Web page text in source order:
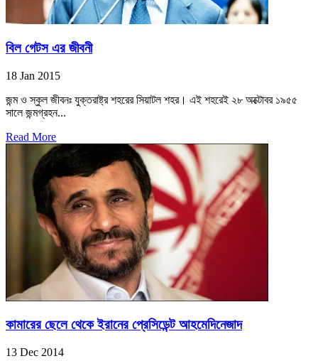
বিল গেটস এর জীবনী
18 Jan 2015
জন্ম ও স্কুল জীবনঃ যুক্তরাষ্ট্র শহরের সিয়াটল শহর। এই শহরেই ২৮ অক্টোবর ১৯৫৫
সালে জন্মগ্রহন...
Read More
কামারের ছেলে থেকে ইরানের প্রেসিডেন্ট আহমেদিনেজাদ
13 Dec 2014